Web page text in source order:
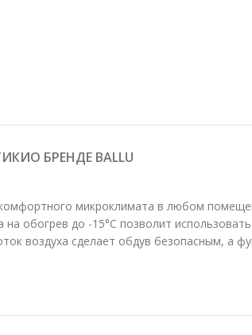
О БРЕНДЕ BALLU
микроклимата в любом
обогрев до -15°С позволит
воздуха сделает обдув безопасным, а